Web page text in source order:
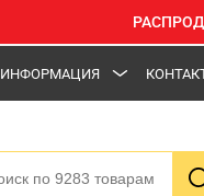
ИНФОРМАЦИЯ